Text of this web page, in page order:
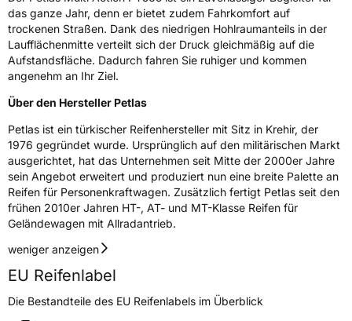
EisgripNein
EPREL ID513298
Allgemeine Produktsicherheit (GPSR)
HerstellerkontaktAKO International B.V., Weegschaalstraat 3
label@petlas.com.tr
das ganze Jahr, denn er bietet zudem Fahrkomfort auf
trockenen Straßen. Dank des niedrigen Hohlraumanteils in der
Laufflächenmitte verteilt sich der Druck gleichmäßig auf die
Aufstandsfläche. Dadurch fahren Sie ruhiger und kommen
angenehm an Ihr Ziel.
Über den Hersteller Petlas
Petlas ist ein türkischer Reifenhersteller mit Sitz in Krehir, der
1976 gegründet wurde. Ursprünglich auf den militärischen Markt
ausgerichtet, hat das Unternehmen seit Mitte der 2000er Jahre
sein Angebot erweitert und produziert nun eine breite Palette an
Reifen für Personenkraftwagen. Zusätzlich fertigt Petlas seit den
frühen 2010er Jahren HT-, AT- und MT-Klasse Reifen für
Geländewagen mit Allradantrieb.
weniger anzeigen
EU Reifenlabel
Die Bestandteile des EU Reifenlabels im Überblick